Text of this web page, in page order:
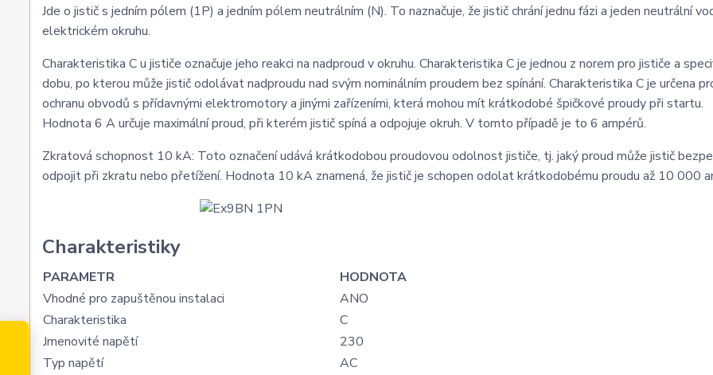
Jde o jistič s jedním pólem (1P) a jedním pólem neutrálním (N). To naznačuje, že jistič chrání jednu fázi a jeden neutrální
elektrickém okruhu.
Charakteristika C u jističe označuje jeho reakci na nadproud v okruhu. Charakteristika C je jednou z norem pro jističe a
dobu, po kterou může jistič odolávat nadproudu nad svým nominálním proudem bez spínání. Charakteristika C je určena
ochranu obvodů s přídavnými elektromotory a jinými zařízeními, která mohou mít krátkodobé špičkové proudy při startu.
Hodnota 6 A určuje maximální proud, při kterém jistič spíná a odpojuje okruh. V tomto případě je to 6 ampérů.
Zkratová schopnost 10 kA: Toto označení udává krátkodobou proudovou odolnost jističe, tj. jaký proud může jistič
odpojit při zkratu nebo přetížení. Hodnota 10 kA znamená, že jistič je schopen odolat krátkodobému proudu až 10 000
Charakteristiky
PARAMETR
HODNOTA
Vhodné pro zapuštěnou instalaci
ANO
Charakteristika
C
Jmenovité napětí
230
Typ napětí
AC